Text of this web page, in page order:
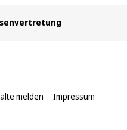
melden Impressum